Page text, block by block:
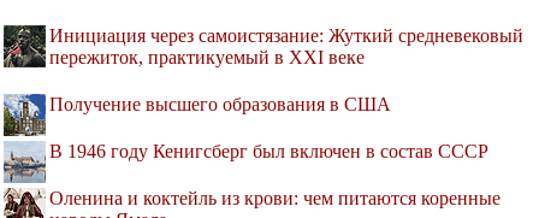
Инициация через самоистязание: Жуткий средневековый
пережиток, практикуемый в XXI веке
Получение высшего образования в США
В 1946 году Кенигсберг был включен в состав СССР
Оленина и коктейль из крови: чем питаются коренные